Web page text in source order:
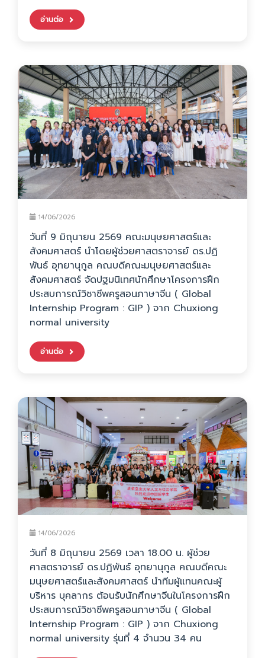
อ่านต่อ
14/06/2026
วันที่ 9 มิถุนายน 2569 คณะมนุษยศาสตร์และ
สังคมศาสตร์ นำโดยผู้ช่วยศาสตราจารย์ ดร.ปฏิ
พันธ์ อุทยานุกูล คณบดีคณะมนุษยศาสตร์และ
สังคมศาสตร์ จัดปฐมนิเทศนักศึกษาโครงการฝึก
ประสบการณ์วิชาชีพครูสอนภาษาจีน ( Global
Internship Program : GIP ) จาก Chuxiong
normal university
อ่านต่อ
14/06/2026
วันที่ 8 มิถุนายน 2569 เวลา 18.00 น. ผู้ช่วย
ศาสตราจารย์ ดร.ปฏิพันธ์ อุทยานุกูล คณบดีคณะ
มนุษยศาสตร์และสังคมศาสตร์ นำทีมผู้แทนคณะผู้
บริหาร บุคลากร ต้อนรับนักศึกษาจีนในโครงการฝึก
ประสบการณ์วิชาชีพครูสอนภาษาจีน ( Global
Internship Program : GIP ) จาก Chuxiong
normal university รุ่นที่ 4 จำนวน 34 คน